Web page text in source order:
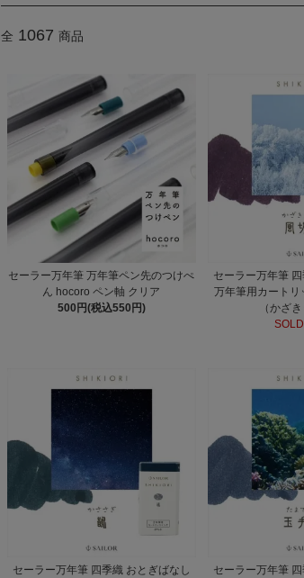
全 1067 商品
セーラー万年筆 万年筆ペン先のつけぺ
ん hocoro ペン軸 クリア
500円(税込550円)
セーラー万年筆
万年筆用カートリ
（かざ
セーラー万年筆 四季織 おとぎばなし
セーラー万年筆